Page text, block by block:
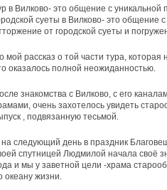
в Вилково- это общение с
суеты в Вилково- это общение
от городской суеты и
мой рассказ о той части тура,
оказалось полной неожиданностью.
знакомства с Вилково, с его
очень захотелось увидеть
, подвязанную тесьмой.
следующий день в праздник
спутницей Людмилой начала своё
и мы у заветной цели -храма
океану жизни.